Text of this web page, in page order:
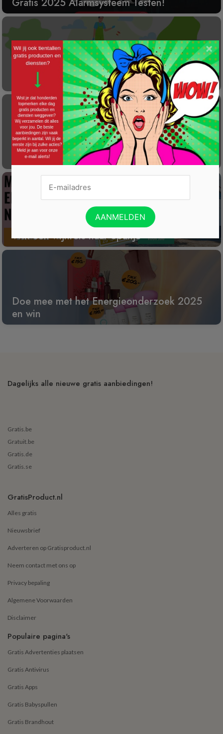
Gratis 2025 Alarmsysteem Testen!
Laat éénmalig GRATIS je container reinigen
Gratis Princess elektrische kachel t.w.v. €
100
Win een wijnreis naar Spanje
Doe mee met het Energieonderzoek 2025
en win
Dagelijks alle nieuwe gratis aanbiedingen!
Gratis.be
Gratuit.be
Gratis.de
Gratis.se
GratisProduct.nl
Alles gratis
Nieuwsbrief
Adverteren op Gratisproduct.nl
Neem contact met ons op
Privacy bepaling
Algemene Voorwaarden
Disclaimer
Populaire pagina's
Gratis Advertenties plaatsen
Gratis Antivirus
Gratis Apps
Gratis Babyspullen
Gratis Brandhout
×